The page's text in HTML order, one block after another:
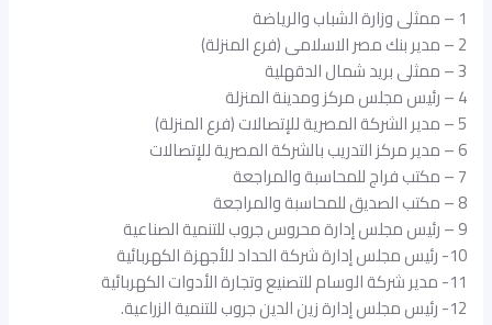
1 – ممثلى وزارة الشباب والرياضة
2 – مدير بنك مصر الاسلامى (فرع المنزلة)
3 – ممثلى بريد شمال الدقهلية
4 – رئيس مجلس مركز ومدينة المنزلة
5 – مدير الشركة المصرية للإتصالات (فرع المنزلة)
6 – مدير مركز التدريب بالشركة المصرية للإتصالات
7 – مكتب فراج للمحاسبة والمراجعة
8 – مكتب الصديق للمحاسبة والمراجعة
9 – رئيس مجلس إدارة محروس جروب للتنمية الصناعية
10- رئيس مجلس إدارة شركة الحداد للأجهزة الكهربائية
11- مدير شركة الوسام للتصنيع وتجارة الأدوات الكهربائية
12- رئيس مجلس إدارة زين الدين جروب للتنمية الزراعية.